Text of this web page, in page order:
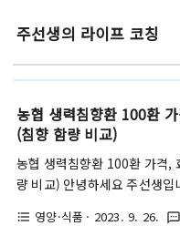
주선생의 라이프 코칭
농협 생력침향환 100환
(침향 함량 비교)
농협 생력침향환 100환 가격,
량 비교) 안녕하세요 주선생
장 뛰어나다고 알려진 '농협 생
format_list_bulleted 영양·식품 · 2023. 9. 26. textsms